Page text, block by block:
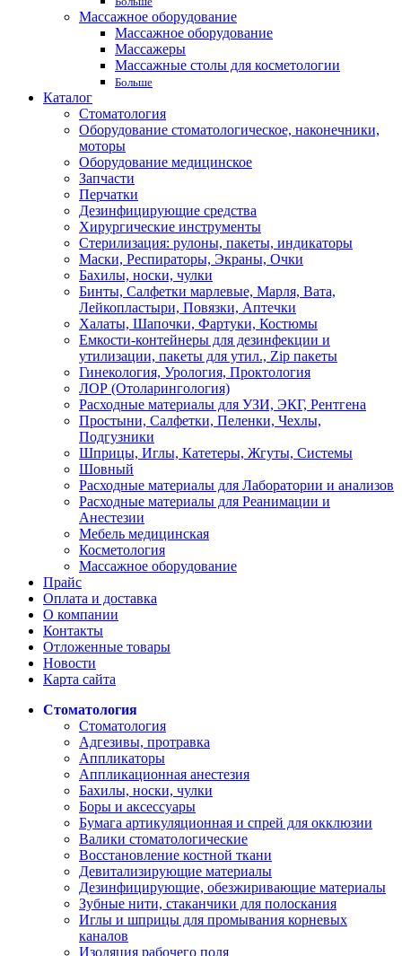
Массажное оборудование
Массажное оборудование
Массажеры
Массажные столы для косметологии
Больше
Каталог
Стоматология
Оборудование стоматологическое, наконечники,
моторы
Оборудование медицинское
Запчасти
Перчатки
Дезинфицирующие средства
Хирургические инструменты
Стерилизация: рулоны, пакеты, индикаторы
Маски, Респираторы, Экраны, Очки
Бахилы, носки, чулки
Бинты, Салфетки марлевые, Марля, Вата,
Лейкопластыри, Повязки, Аптечки
Халаты, Шапочки, Фартуки, Костюмы
Емкости-контейнеры для дезинфекции и
утилизации, пакеты для утил., Zip пакеты
Гинекология, Урология, Проктология
ЛОР (Отоларингология)
Расходные материалы для УЗИ, ЭКГ, Рентгена
Простыни, Салфетки, Пеленки, Чехлы,
Подгузники
Шприцы, Иглы, Катетеры, Жгуты, Системы
Шовный
Расходные материалы для Лаборатории и анализов
Расходные материалы для Реанимации и
Анестезии
Мебель медицинская
Косметология
Массажное оборудование
Прайс
Оплата и доставка
О компании
Контакты
Отложенные товары
Новости
Карта сайта
Стоматология
Стоматология
Адгезивы, протравка
Аппликаторы
Аппликационная анестезия
Бахилы, носки, чулки
Боры и аксессуары
Бумага артикуляционная и спрей для окклюзии
Валики стоматологические
Восстановление костной ткани
Девитализирующие материалы
Дезинфицирующие, обезжиривающие материалы
Зубные нити, стаканчики для полоскания
Иглы и шприцы для промывания корневых
каналов
Изоляция рабочего поля